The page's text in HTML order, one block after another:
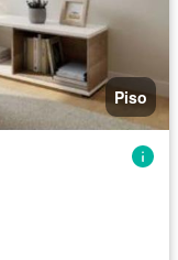
Piso